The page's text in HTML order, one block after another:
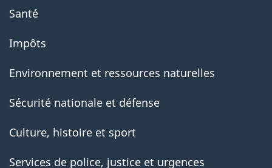
Santé
Impôts
Environnement et ressources naturelles
Sécurité nationale et défense
Culture, histoire et sport
Services de police, justice et urgences